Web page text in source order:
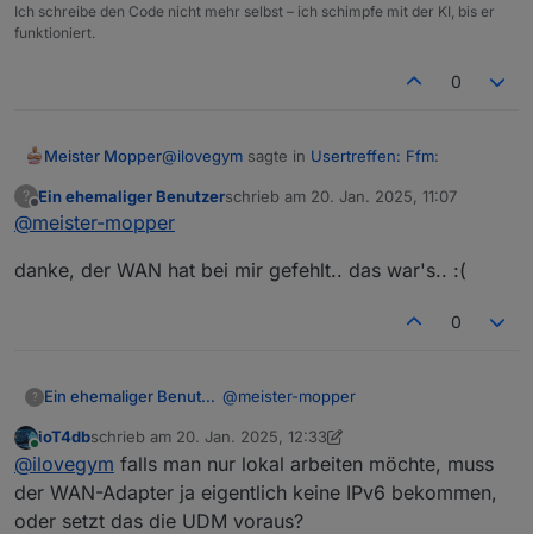
Ich schreibe den Code nicht mehr selbst – ich schimpfe mit der KI, bis er
funktioniert.
0
Meister Mopper@ilovegym sagte in Usertreffen: Ffm:
Hi, wo hast du auf der UDM Pro IPv6
aktiviert, bei den Netzwerken oder gibts
Bei den Netzwerken:
Im internen Netzwerk habe ich sogar die
internen IPv6 meiner beiden Pihole
angegeben.
?
Offline
Ein ehemaliger Benutzerschrieb am 20. Jan. 2025, 11:07
zuletzt editiert von
@meister-mopper
danke, der WAN hat bei mir gefehlt.. das war's.. :(
0
? Ein ehemaliger Benutzer @meister-mopper
danke, der WAN hat bei mir gefehlt..
das war's.. :(
Online
ioT4dbschrieb am 20. Jan. 2025, 12:33
zuletzt editiert von ioT4db
@ilovegym falls man nur lokal arbeiten möchte, muss
der WAN-Adapter ja eigentlich keine IPv6 bekommen,
oder setzt das die UDM voraus?